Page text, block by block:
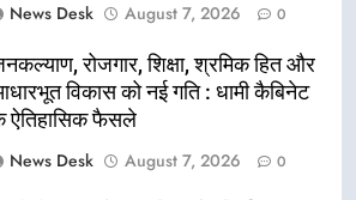
News Desk
August 7, 2026 0
रोजगार, शिक्षा, श्रमिक हित और
विकास को नई गति : धामी कैबिनेट
ऐतिहासिक फैसले
News Desk
August 7, 2026 0